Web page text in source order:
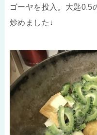
ゴーヤを投入。大匙0.5
炒めました↓